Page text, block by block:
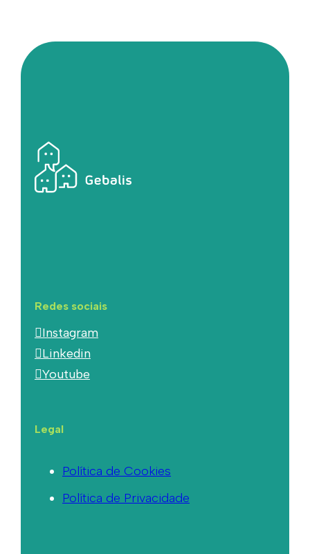
Redes sociais
Instagram
Linkedin
Youtube
Legal
Política de Cookies
Política de Privacidade